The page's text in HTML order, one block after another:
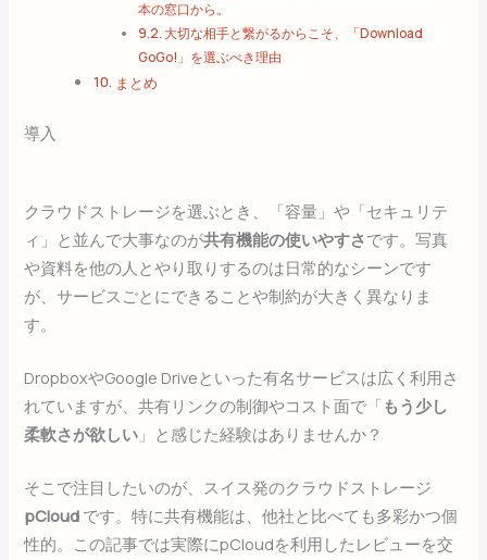
本の窓口から。
大切な相手と繋がるからこそ、「Download
GoGo!」を選ぶべき理由
まとめ
導入
クラウドストレージを選ぶとき、「容量」や「セキュリテ
ィ」と並んで大事なのが共有機能の使いやすさです。写真
や資料を他の人とやり取りするのは日常的なシーンです
が、サービスごとにできることや制約が大きく異なりま
す。
DropboxやGoogle Driveといった有名サービスは広く利用さ
れていますが、共有リンクの制御やコスト面で「 もう少し
柔軟さが欲しい 」と感じた経験はありませんか？
そこで注目したいのが、スイス発のクラウドストレージ
pCloud です。特に共有機能は、他社と比べても多彩かつ個
性的。この記事では実際にpCloudを利用したレビューを交